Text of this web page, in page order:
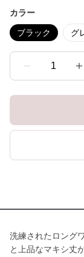
カラー
ブラック グ
1
洗練されたロング
と上品なマキシ丈